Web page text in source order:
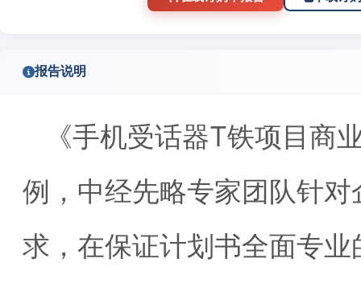
报告说明
《手机受话器T铁项目商
例，中经先略专家团队针
求，在保证计划书全面专